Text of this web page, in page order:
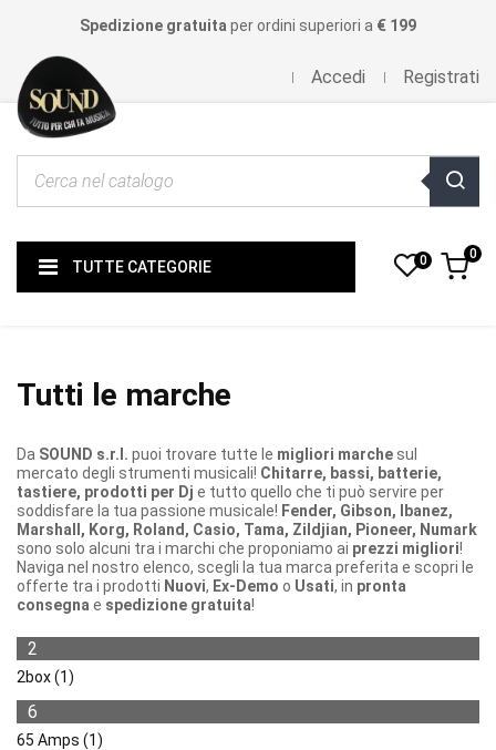
Spedizione gratuita per ordini superiori a € 199
Accedi Registrati
TUTTE CATEGORIE 0 0
Tutti le marche
Da SOUND s.r.l. puoi trovare tutte le migliori marche sul
mercato degli strumenti musicali! Chitarre, bassi, batterie,
tastiere, prodotti per Dj e tutto quello che ti può servire per
soddisfare la tua passione musicale! Fender, Gibson, Ibanez,
Marshall, Korg, Roland, Casio, Tama, Zildjian, Pioneer, Numark
sono solo alcuni tra i marchi che proponiamo ai prezzi migliori!
Naviga nel nostro elenco, scegli la tua marca preferita e scopri le
offerte tra i prodotti Nuovi, Ex-Demo o Usati, in pronta
consegna e spedizione gratuita!
2
2box (1)
6
65 Amps (1)